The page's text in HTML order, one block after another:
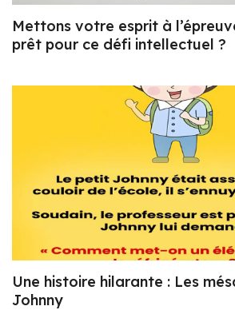
Mettons votre esprit à
prêt pour ce défi intellectuel ?
Une histoire hilarante : Les
Johnny